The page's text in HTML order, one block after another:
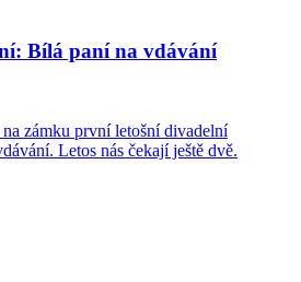
Bílá paní na vdávání
zámku první letošní divadelní
Letos nás čekají ještě dvě.